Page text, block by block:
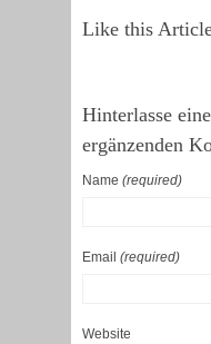
Like this
Hinterlasse
ergänzenden
Name (required)
Email (required)
Website